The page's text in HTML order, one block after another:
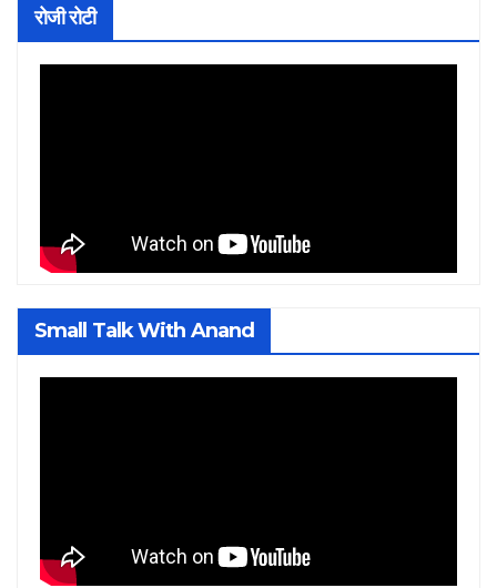
रोजी रोटी
Small Talk With Anand